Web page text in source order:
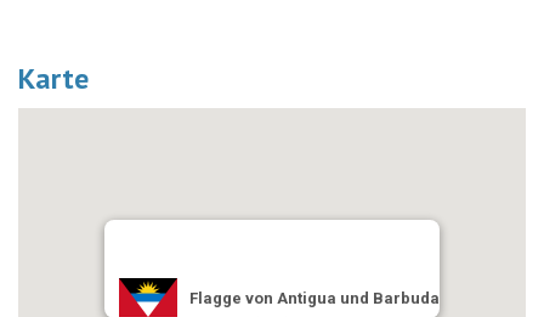
Karte
Flagge von Antigua und Barbuda